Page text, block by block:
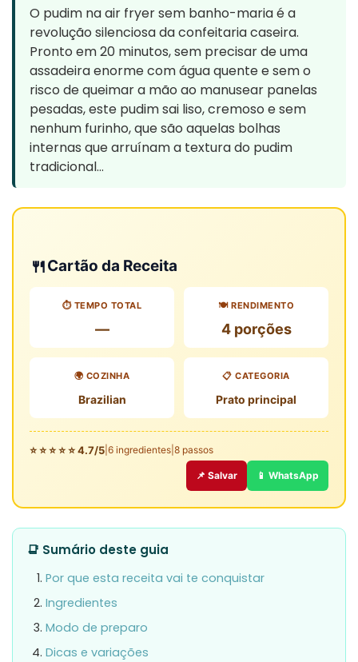
O pudim na air fryer sem banho-maria é a
revolução silenciosa da confeitaria caseira.
Pronto em 20 minutos, sem precisar de uma
assadeira enorme com água quente e sem o
risco de queimar a mão ao manusear panelas
pesadas, este pudim sai liso, cremoso e sem
nenhum furinho, que são aquelas bolhas
internas que arruínam a textura do pudim
tradicional…
🍴Cartão da Receita
⏱️ TEMPO TOTAL
—
🍽️ RENDIMENTO
4 porções
🌍 COZINHA
Brazilian
📋 CATEGORIA
Prato principal
⭐ ⭐ ⭐ ⭐ ⭐ 4.7/5 6 ingredientes 8 passos
📌 Salvar 📱 WhatsApp
📑 Sumário deste guia
Por que esta receita vai te conquistar
Ingredientes
Modo de preparo
Dicas e variações